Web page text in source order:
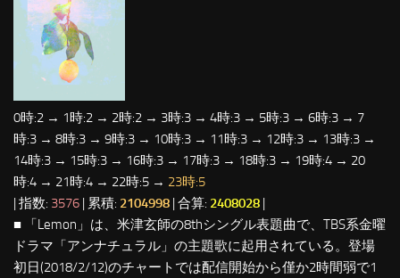
0時:2 → 1時:2 → 2時:2 → 3時:3 → 4時:3 → 5時:3 → 6時:3 → 7
時:3 → 8時:3 → 9時:3 → 10時:3 → 11時:3 → 12時:3 → 13時:3 →
14時:3 → 15時:3 → 16時:3 → 17時:3 → 18時:3 → 19時:4 → 20
時:4 → 21時:4 → 22時:5 → 23時:5
| 指数: 3576 | 累積: 2104998 | 合算: 2408028 |
■ 「Lemon」は、米津玄師の8thシングル表題曲で、TBS系金曜
ドラマ「アンナチュラル」の主題歌に起用されている。登場
初日(2018/2/12)のチャートでは配信開始から僅か2時間弱で1